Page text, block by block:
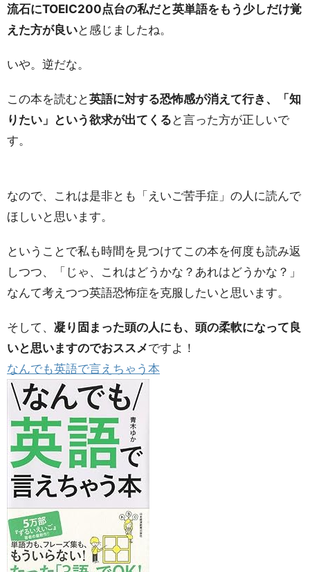
流石にTOEIC200点台の私だと英単語をもう少しだけ覚
えた方が良いと感じましたね。
いや。逆だな。
この本を読むと英語に対する恐怖感が消えて行き、「知
りたい」という欲求が出てくる と言った方が正しいで
す。
なので、これは是非とも「えいご苦手症」の人に読んで
ほしいと思います。
ということで私も時間を見つけてこの本を何度も読み返
しつつ、「じゃ、これはどうかな？あれはどうかな？」
なんて考えつつ英語恐怖症を克服したいと思います。
そして、 凝り固まった頭の人にも、頭の柔軟になって良
いと思いますのでおススメですよ！
なんでも英語で言えちゃう本